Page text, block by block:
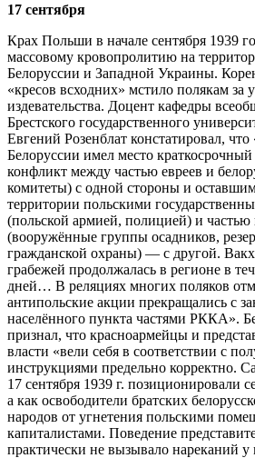
17 сентября
Крах Польши в начале сентября 1939
массовому кровопролитию на
Белоруссии и Западной Украины.
«кресов всходних» мстило полякам за
издевательства. Доцент кафедры
Брестского государственного
Евгений Розенблат констатировал,
Белоруссии имел место
конфликт между частью евреев и
комитеты) с одной стороны и
территории польскими
(польской армией, полицией) и частью
(вооружённые группы осадников,
гражданской охраны) — с другой.
грабежей продолжалась в регионе в
дней… В реляциях многих поляков
антипольские акции прекращались с
населённого пункта частями РККА».
признал, что красноармейцы и
власти «вели себя в соответствии с
инструкциями предельно корректно.
17 сентября 1939 г. позиционировали
а как освободители братских
народов от угнетения польскими
капиталистами. Поведение
практически не вызывало нареканий у